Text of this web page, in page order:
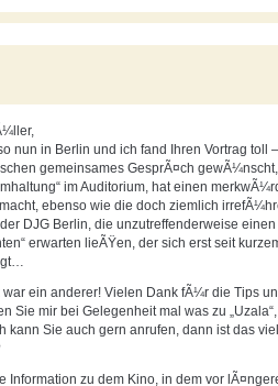
nun in Berlin und ich fand Ihren Vortrag toll
gemeinsames GesprÃ¤ch
im Auditorium, hat einen
ebenso wie die doch ziemlich
DJG Berlin, die unzutreffenderweise einen
erwarten lieÃŸen, der sich erst seit
ein anderer! Vielen Dank fÃ¼r die Tips
Sie mir bei Gelegenheit mal was zu
kann Sie auch gern anrufen, dann ist das
Information zu dem Kino, in dem vor